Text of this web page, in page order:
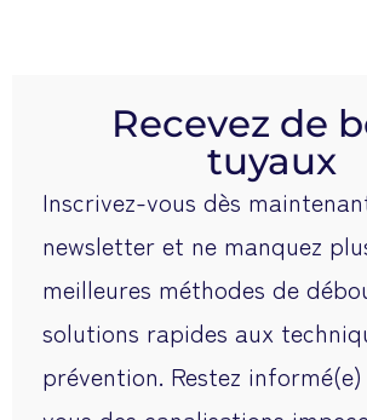
Recevez de
tuyaux
Inscrivez-vous dès
newsletter et ne manquez
meilleures méthodes de
solutions rapides aux
prévention. Restez